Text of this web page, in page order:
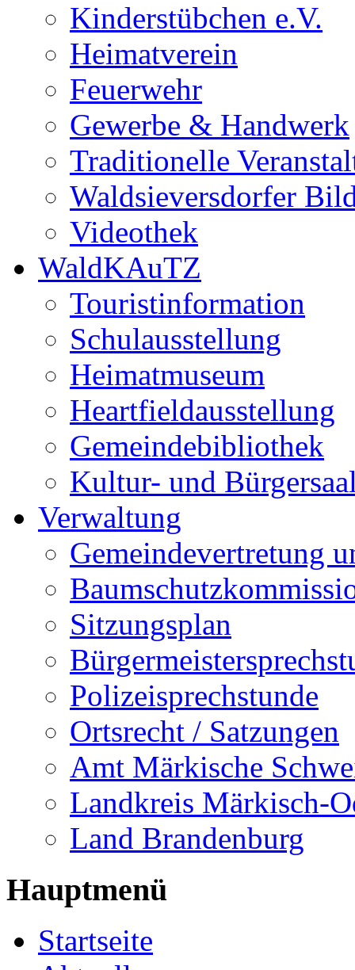
Kinderstübchen e.V.
Heimatverein
Feuerwehr
Gewerbe & Handwerk
Traditionelle
Waldsieversdorfer
Videothek
WaldKAuTZ
Touristinformation
Schulausstellung
Heimatmuseum
Heartfieldausstellung
Gemeindebibliothek
Kultur- und
Verwaltung
Gemeindevertretung
Sitzungsplan
Polizeisprechstunde
Ortsrecht / Satzungen
Amt Märkische
Landkreis Märkisch-
Land Brandenburg
Hauptmenü
Startseite